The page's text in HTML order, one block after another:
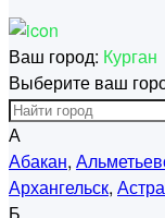
Ваш город: Курган
Выберите ваш
А
Абакан,
Архангельск,